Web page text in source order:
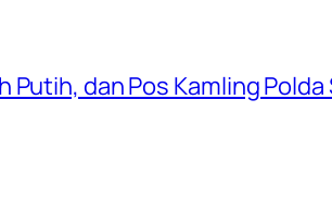
Putih, dan Pos Kamling